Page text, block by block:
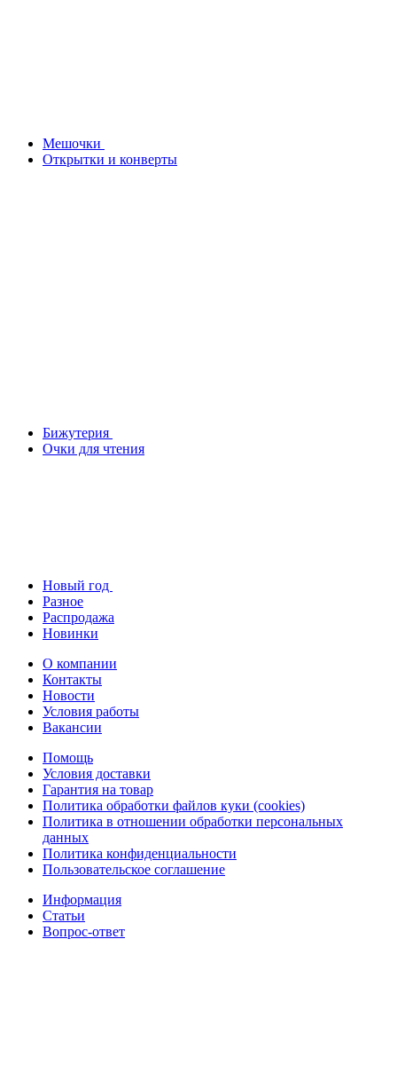
Мешочки
Открытки и конверты
Бижутерия
Очки для чтения
Новый год
Разное
Распродажа
Новинки
О компании
Контакты
Новости
Условия работы
Вакансии
Помощь
Условия доставки
Гарантия на товар
Политика обработки файлов куки (cookies)
Политика в отношении обработки персональных
данных
Политика конфиденциальности
Пользовательское соглашение
Информация
Статьи
Вопрос-ответ